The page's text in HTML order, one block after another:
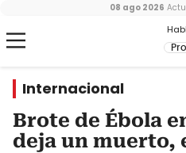
08 ago 2026
Internacional
Brote de Ébola
deja un muerto,